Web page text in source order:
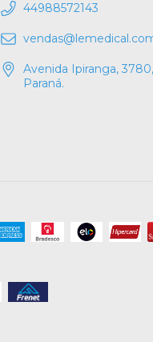
44988572143
Avenida Ipiranga,
Paraná.